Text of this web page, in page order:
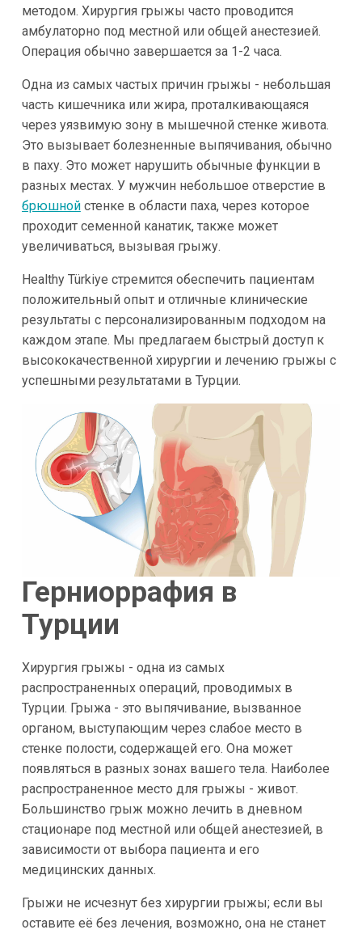
методом. Хирургия грыжы часто проводится
амбулаторно под местной или общей анестезией.
Операция обычно завершается за 1-2 часа.
Одна из самых частых причин грыжы - небольшая
часть кишечника или жира, проталкивающаяся
через уязвимую зону в мышечной стенке живота.
Это вызывает болезненные выпячивания, обычно
в паху. Это может нарушить обычные функции в
разных местах. У мужчин небольшое отверстие в
брюшнойстенке в области паха, через которое
проходит семенной канатик, также может
увеличиваться, вызывая грыжу.
Healthy Türkiye стремится обеспечить пациентам
положительный опыт и отличные клинические
результаты с персонализированным подходом на
каждом этапе. Мы предлагаем быстрый доступ к
высококачественной хирургии и лечению грыжы с
успешными результатами в Турции.
Герниоррафия в
Турции
Хирургия грыжы - одна из самых
распространенных операций, проводимых в
Турции. Грыжа - это выпячивание, вызванное
органом, выступающим через слабое место в
стенке полости, содержащей его. Она может
появляться в разных зонах вашего тела. Наиболее
распространенное место для грыжы - живот.
Большинство грыж можно лечить в дневном
стационаре под местной или общей анестезией, в
зависимости от выбора пациента и его
медицинских данных.
Грыжи не исчезнут без хирургии грыжы; если вы
оставите её без лечения, возможно, она не станет